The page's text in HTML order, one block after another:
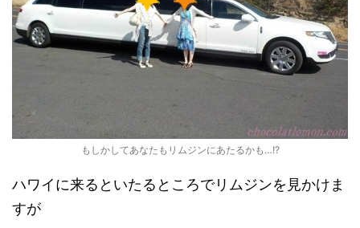
もしかしてあなたもリムジンにあたるかも…!?
ハワイに来るといたるところでリムジンを見かけま
すが